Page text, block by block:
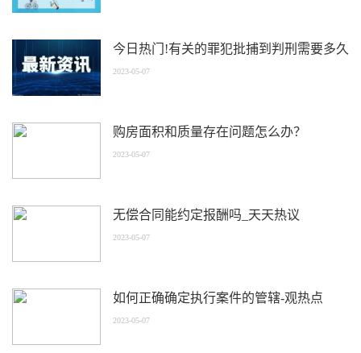
今日热门!有关的罪犯批捕到判刑需要多久
2023-05-07
购房面积和质量存在问题怎么办？
2023-05-07
无偿合同能约定报酬吗_天天热议
2023-05-07
如何正确确定执行案件的管辖-观热点
2023-05-07